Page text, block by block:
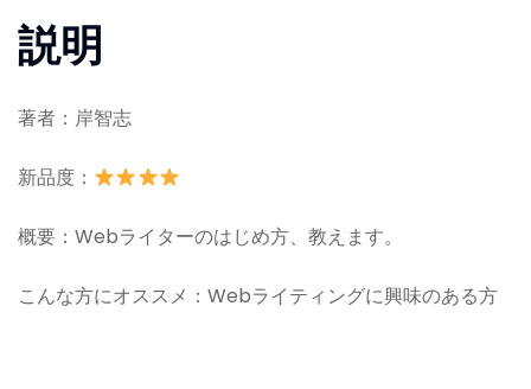
ジ
メ
に
叶
え
て
み
よ
個
説明
著者：岸智志
新品度：
概要：Webライターのはじめ方、教えます。
こんな方にオススメ：Webライティングに興味のある方